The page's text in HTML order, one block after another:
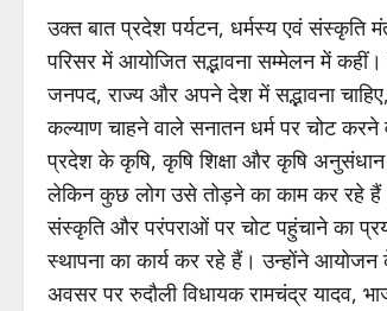
उक्त बात प्रदेश पर्यटन, धर्मस्य एवं संस्कृति
परिसर में आयोजित सद्भावना सम्मेलन में
जनपद, राज्य और अपने देश में सद्भावना
कल्याण चाहने वाले सनातन धर्म पर चोट
प्रदेश के कृषि, कृषि शिक्षा और कृषि अनुसंधान
लेकिन कुछ लोग उसे तोड़ने का काम कर रहे हैं।
संस्कृति और परंपराओं पर चोट पहुंचाने का
स्थापना का कार्य कर रहे हैं। उन्होंने
अवसर पर रुदौली विधायक रामचंद्र यादव,